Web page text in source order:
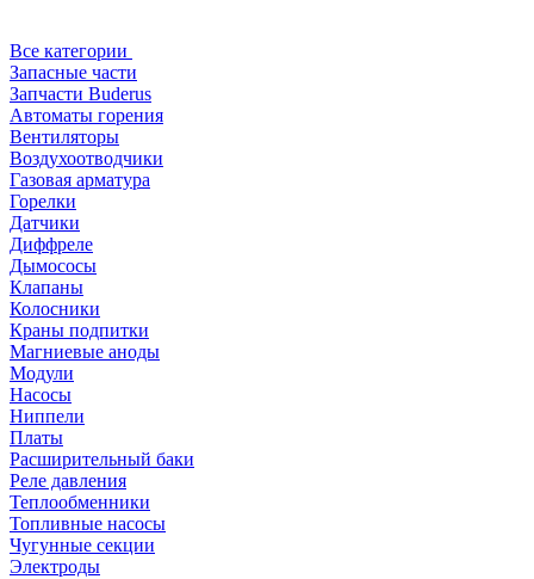
Все категории
Запасные части
Запчасти Buderus
Автоматы горения
Вентиляторы
Воздухоотводчики
Газовая арматура
Горелки
Датчики
Диффреле
Дымососы
Клапаны
Колосники
Краны подпитки
Магниевые аноды
Модули
Насосы
Ниппели
Платы
Расширительный баки
Реле давления
Теплообменники
Топливные насосы
Чугунные секции
Электроды